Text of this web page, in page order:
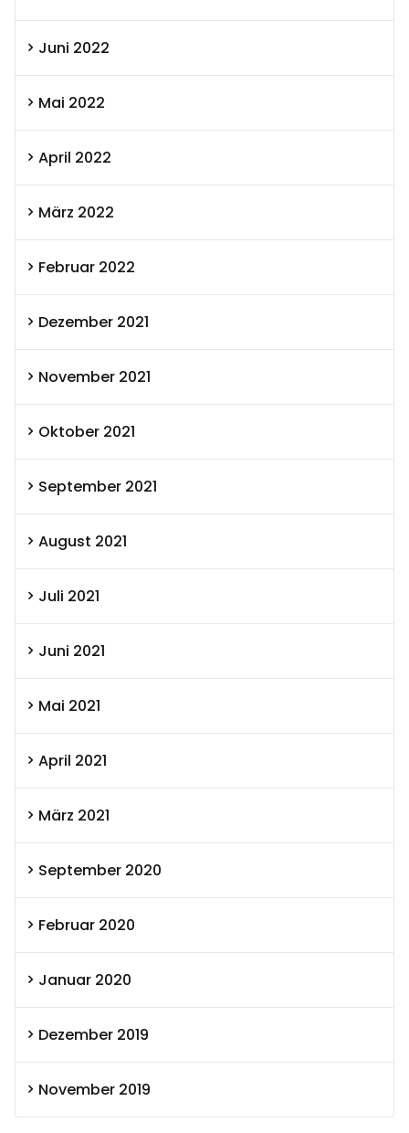
Juni 2022
Mai 2022
April 2022
März 2022
Februar 2022
Dezember 2021
November 2021
Oktober 2021
September 2021
August 2021
Juli 2021
Juni 2021
Mai 2021
April 2021
März 2021
September 2020
Februar 2020
Januar 2020
Dezember 2019
November 2019